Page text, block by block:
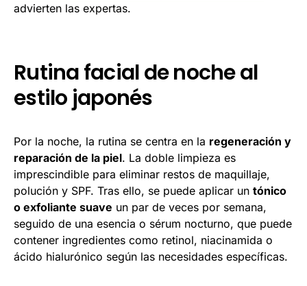
advierten las expertas.
Rutina facial de noche al
estilo japonés
Por la noche, la rutina se centra en la regeneración y
reparación de la piel. La doble limpieza es
imprescindible para eliminar restos de maquillaje,
polución y SPF. Tras ello, se puede aplicar un tónico
o exfoliante suave un par de veces por semana,
seguido de una esencia o sérum nocturno, que puede
contener ingredientes como retinol, niacinamida o
ácido hialurónico según las necesidades específicas.